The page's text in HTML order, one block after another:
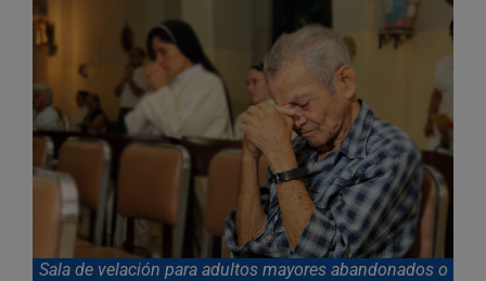
Sala de velación para adultos mayores abandonados o